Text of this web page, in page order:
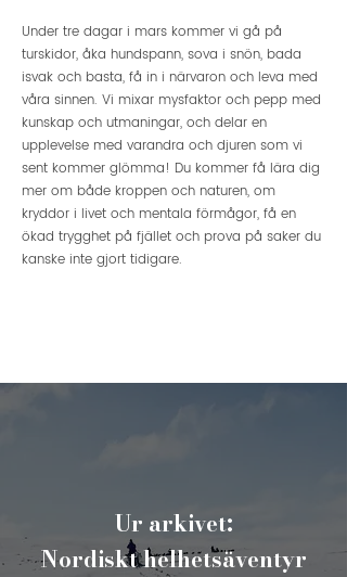
Under tre dagar i mars kommer vi gå på
turskidor, åka hundspann, sova i snön, bada
isvak och basta, få in i närvaron och leva med
våra sinnen. Vi mixar mysfaktor och pepp med
kunskap och utmaningar, och delar en
upplevelse med varandra och djuren som vi
sent kommer glömma! Du kommer få lära dig
mer om både kroppen och naturen, om
kryddor i livet och mentala förmågor, få en
ökad trygghet på fjället och prova på saker du
kanske inte gjort tidigare.
Ur arkivet:
Nordiskt helhetsäventyr